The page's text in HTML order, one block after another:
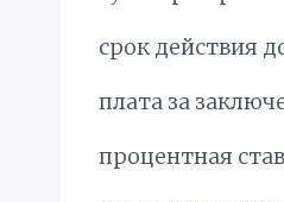
срок действия
плата за
процентная